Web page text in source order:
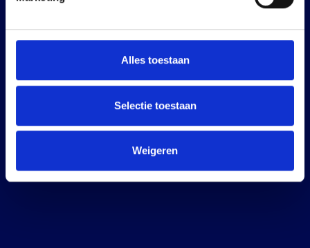
Alles toestaan
Selectie toestaan
Weigeren